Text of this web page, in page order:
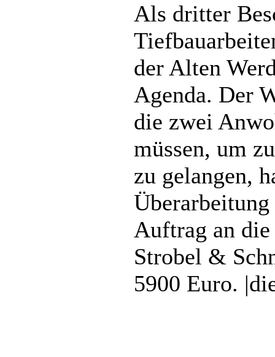
Als dritter
der Alten
Agenda. Der
die zwei
müssen, um
zu gelangen,
Auftrag an
Strobel &
5900 Euro.